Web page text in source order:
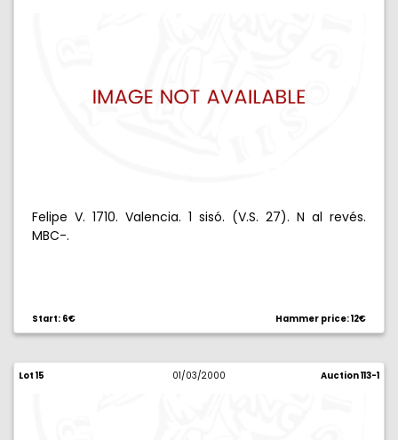
Felipe V. 1710. Valencia. 1 sisó. (V.S. 27). N al revés.
MBC-.
Start: 6€ Hammer price: 12€
Lot 15 01/03/2000 Auction 113-1